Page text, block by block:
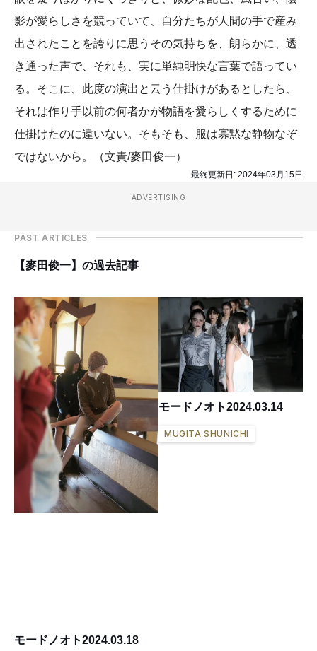
影が愛らしさを競っていて、自分たちが人間の手で産み
出されたことを誇りに思うその気持ちを、朗らかに、透
き通った声で、それも、実に単純明快な言葉で語ってい
る。そこに、此度の演出と云う仕掛けがあるとしたら、
それは作り手以前の何者かが物語を愛らしくするために
仕掛けたのに違いない。そもそも、服は寡黙な静物なぞ
ではないから。（文責/麥田俊一）
最終更新日: 2024年03月15日
ADVERTISING
PAST ARTICLES
【麥田俊一】の過去記事
モードノオト2024.03.18
モードノオト2024.03.14
MUGITA SHUNICHI